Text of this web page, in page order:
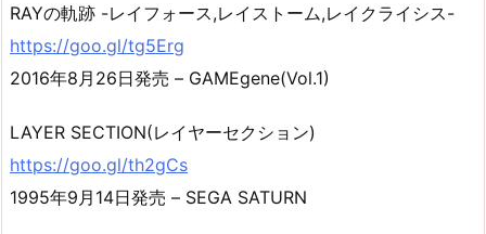
RAYの軌跡 -レイフォース,レイストーム,レイクライシス-
https://goo.gl/tg5Erg
2016年8月26日発売 – GAMEgene(Vol.1)
LAYER SECTION(レイヤーセクション)
https://goo.gl/th2gCs
1995年9月14日発売 – SEGA SATURN